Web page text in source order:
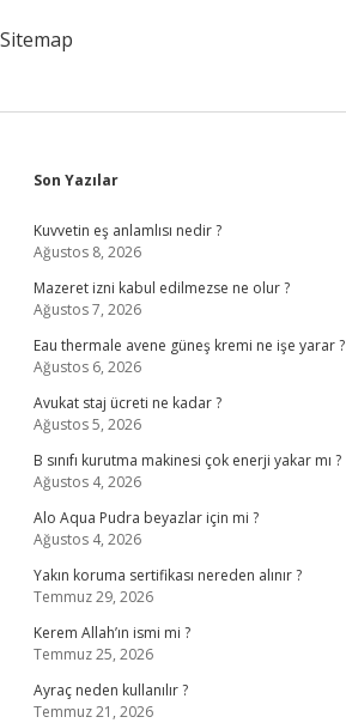
Sitemap
Sidebar
Son Yazılar
Kuvvetin eş anlamlısı nedir ?
Ağustos 8, 2026
Mazeret izni kabul edilmezse ne olur ?
Ağustos 7, 2026
Eau thermale avene güneş kremi ne işe yarar ?
Ağustos 6, 2026
Avukat staj ücreti ne kadar ?
Ağustos 5, 2026
B sınıfı kurutma makinesi çok enerji yakar mı ?
Ağustos 4, 2026
Alo Aqua Pudra beyazlar için mi ?
Ağustos 4, 2026
Yakın koruma sertifikası nereden alınır ?
Temmuz 29, 2026
Kerem Allah’ın ismi mi ?
Temmuz 25, 2026
Ayraç neden kullanılır ?
Temmuz 21, 2026